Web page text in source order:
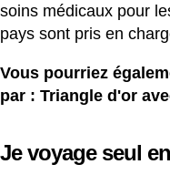
soins médicaux pour
pays sont pris en
Vous pourriez
par : Triangle d'or
Je voyage seul